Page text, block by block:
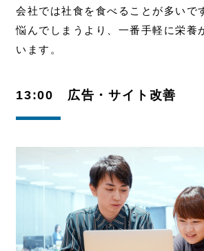
会社では社食を食べることが多いで
悩んでしまうより、一番手軽に栄養
います。
13:00 広告・サイト改善